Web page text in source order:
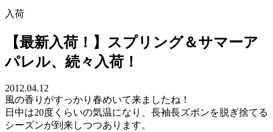
入荷
【最新入荷！】スプリング＆サマーア
パレル、続々入荷！
2012.04.12
風の香りがすっかり春めいて来ましたね！
日中は20度くらいの気温になり、長袖長ズボンを脱ぎ捨てる
シーズンが到来しつつあります。